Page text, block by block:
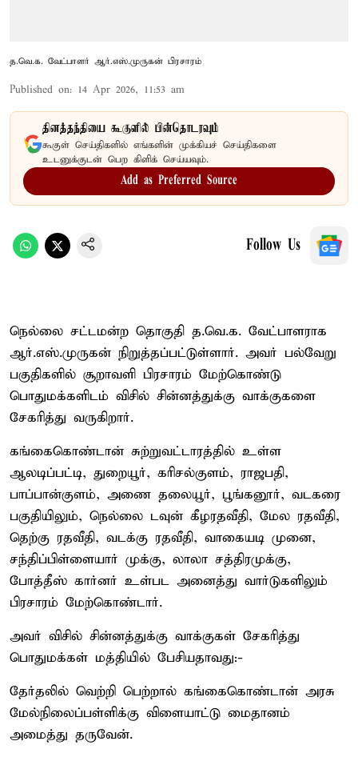
த.வெ.க. வேட்பாளர் ஆர்.எஸ்.முருகன் பிரசாரம்
Published on: 14 Apr 2026, 11:53 am
தினத்தந்தியை கூகுளில் பின்தொடரவும்
கூகுள் செய்திகளில் எங்களின் முக்கியச் செய்திகளை
உடனுக்குடன் பெற கிளிக் செய்யவும்.
Add as Preferred Source
Follow Us
நெல்லை சட்டமன்ற தொகுதி த.வெ.க. வேட்பாளராக
ஆர்.எஸ்.முருகன் நிறுத்தப்பட்டுள்ளார். அவர் பல்வேறு
பகுதிகளில் சூறாவளி பிரசாரம் மேற்கொண்டு
பொதுமக்களிடம் விசில் சின்னத்துக்கு வாக்குகளை
சேகரித்து வருகிறார்.
கங்கைகொண்டான் சுற்றுவட்டாரத்தில் உள்ள
ஆலடிப்பட்டி, துறையூர், கரிசல்குளம், ராஜபதி,
பாப்பான்குளம், அணை தலையூர், பூங்கனூர், வடகரை
பகுதியிலும், நெல்லை டவுன் கீழரதவீதி, மேல ரதவீதி,
தெற்கு ரதவீதி, வடக்கு ரதவீதி, வாகையடி முனை,
சந்திப்பிள்ளையார் முக்கு, லாலா சத்திரமுக்கு,
போத்தீஸ் கார்னர் உள்பட அனைத்து வார்டுகளிலும்
பிரசாரம் மேற்கொண்டார்.
அவர் விசில் சின்னத்துக்கு வாக்குகள் சேகரித்து
பொதுமக்கள் மத்தியில் பேசியதாவது:-
தேர்தலில் வெற்றி பெற்றால் கங்கைகொண்டான் அரசு
மேல்நிலைப்பள்ளிக்கு விளையாட்டு மைதானம்
அமைத்து தருவேன்.